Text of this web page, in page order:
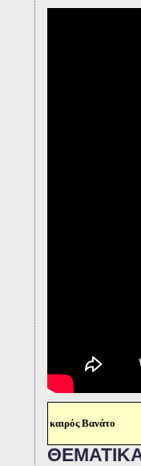
καιρός Βανάτο